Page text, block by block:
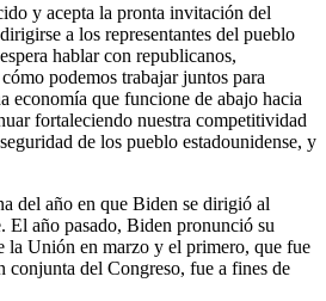
y acepta la pronta invitación del
a los representantes del pueblo
hablar con republicanos,
podemos trabajar juntos para
economía que funcione de abajo hacia
fortaleciendo nuestra competitividad
de los pueblo estadounidense, y
del año en que Biden se dirigió al
El año pasado, Biden pronunció su
la Unión en marzo y el primero, que fue
conjunta del Congreso, fue a fines de